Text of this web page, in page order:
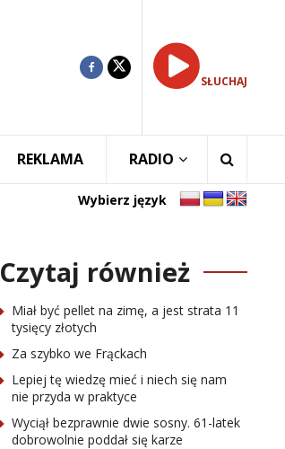
SŁUCHAJ
REKLAMA RADIO
Wybierz język
Czytaj również
Miał być pellet na zimę, a jest strata 11
tysięcy złotych
Za szybko we Frąckach
Lepiej tę wiedzę mieć i niech się nam
nie przyda w praktyce
Wyciął bezprawnie dwie sosny. 61-latek
dobrowolnie poddał się karze